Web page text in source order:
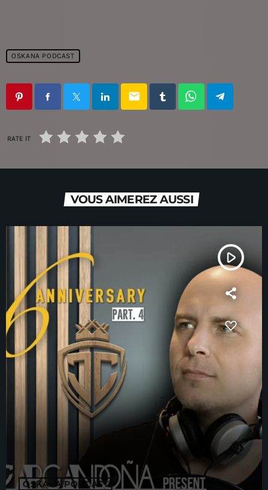
OSKANA PODCAST
email
RATE IT
VOUS AIMEREZ AUSSI
play_arrow
OSKANA PODCAST